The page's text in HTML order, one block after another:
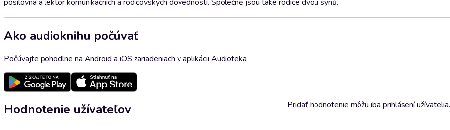
posilovna a lektor komunikačních a rodičovských dovedností. Společně jsou také rodiče dvou synů.
Ako audioknihu počúvať
Počúvajte pohodlne na Android a iOS zariadeniach v aplikácii Audioteka
Hodnotenie užívateľov Pridať hodnotenie môžu iba prihlásení užívatelia.